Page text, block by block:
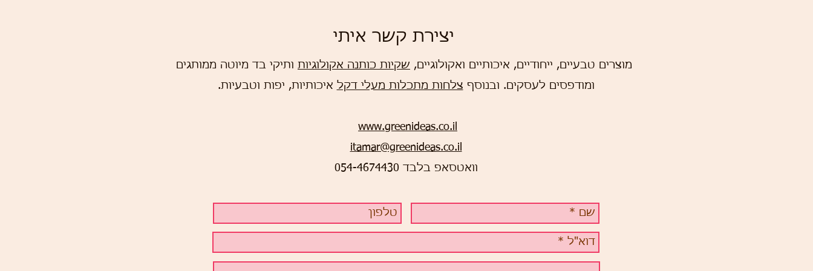
יצירת קשר איתי
מוצרים טבעיים, ייחודיים, איכותיים ואקולוגיים, שקיות כותנה אקולוגיות ותיקי בד מיוטה ממותגים
ומודפסים לעסקים. ובנוסף צלחות מתכלות מעלי דקל איכותיות, יפות וטבעיות.
www.greenideas.co.il
itamar@greenideas.co.il
וואטסאפ בלבד 054-4674430